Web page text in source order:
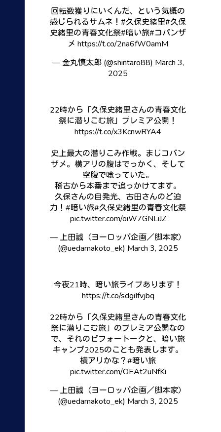
回転数獲りにいくんだ、という気概の
感じられるサムネ！#久保史緒里#久保
史緒里の青春文化祭#暗い旅#コバンザ
メ https://t.co/2na6fW0amM
— 金丸慎太郎 (@shintaro88) March 3,
2025
22時から「久保史緒里さんの青春文化
祭に潜りこむ旅」プレミア公開！
https://t.co/x3KcnwRYA4
史上最大の潜りこみ作戦。まじコバン
ザメ。横アリの腹はでっかく、そして
空腹で唸っていた。
稽古から本番まで追っかけてます。
久保さんの自発光、古田さんのど迫
力！#暗い旅#久保史緒里の青春文化祭
pic.twitter.com/oiW7GNLiJZ
— 上田誠（ヨーロッパ企画／脚本家）
(@uedamakoto_ek) March 3, 2025
今夜21時、暗い旅ライブあります！
https://t.co/sdgiIfvjbq
22時から「久保史緒里さんの青春文化
祭に潜りこむ旅」のプレミア公開なの
で、それのビフォートークと、暗い旅
キャンプ2025のことも発表します。
横アリかな？#暗い旅
pic.twitter.com/OEAt2uNfKi
— 上田誠（ヨーロッパ企画／脚本家）
(@uedamakoto_ek) March 3, 2025